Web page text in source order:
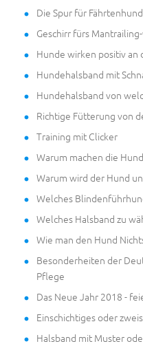
Die Spur für Fährtenhund
Geschirr fürs
Hunde wirken positiv an
Hundehalsband mit
Hundehalsband von
Richtige Fütterung von
Training mit Clicker
Warum machen die
Warum wird der Hund
Welches
Welches Halsband zu
Wie man den Hund
Besonderheiten der
Pflege
Das Neue Jahr 2018 -
Einschichtiges oder
Halsband mit Muster